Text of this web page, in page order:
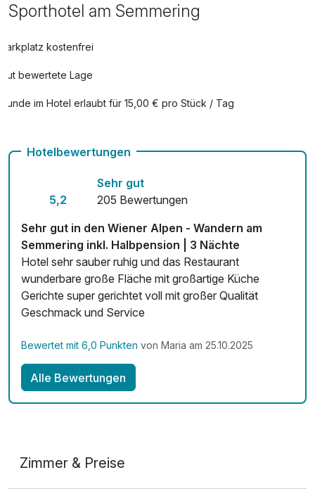
Sporthotel am Semmering
Parkplatz kostenfrei
Gut bewertete Lage
Hunde im Hotel erlaubt für 15,00 € pro Stück / Tag
Fitnessgeräte stehen bereit
Hotelbewertungen
5,2
Sehr gut
205 Bewertungen
Sehr gut in den Wiener Alpen - Wandern am
Semmering inkl. Halbpension | 3 Nächte
Hotel sehr sauber ruhig und das Restaurant
wunderbare große Fläche mit großartige Küche
Gerichte super gerichtet voll mit großer Qualität
Geschmack und Service
Bewertet mit 6,0 Punkten von Maria am 25.10.2025
Alle Bewertungen
Zimmer & Preise